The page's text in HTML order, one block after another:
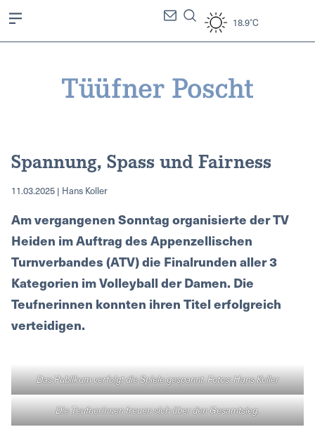
18.9°C
Spannung, Spass und Fairness
11.03.2025 | Hans Koller
Am vergangenen Sonntag organisierte der TV
Heiden im Auftrag des Appenzellischen
Turnverbandes (ATV) die Finalrunden aller 3
Kategorien im Volleyball der Damen. Die
Teufnerinnen konnten ihren Titel erfolgreich
verteidigen.
Das Publikum verfolgt die Spiele gespannt. Fotos: Hans Koller
Die Teufnerinnen freuen sich über den Gesamtsieg.